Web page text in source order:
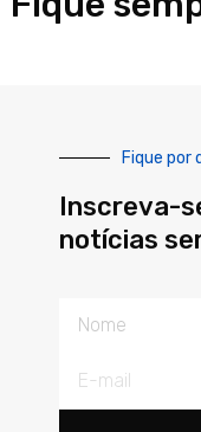
Fique por
Inscreva-
notícias